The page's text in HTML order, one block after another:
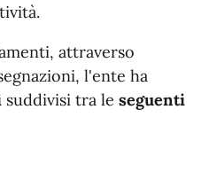
attraverso
l'ente ha
suddivisi tra le seguenti